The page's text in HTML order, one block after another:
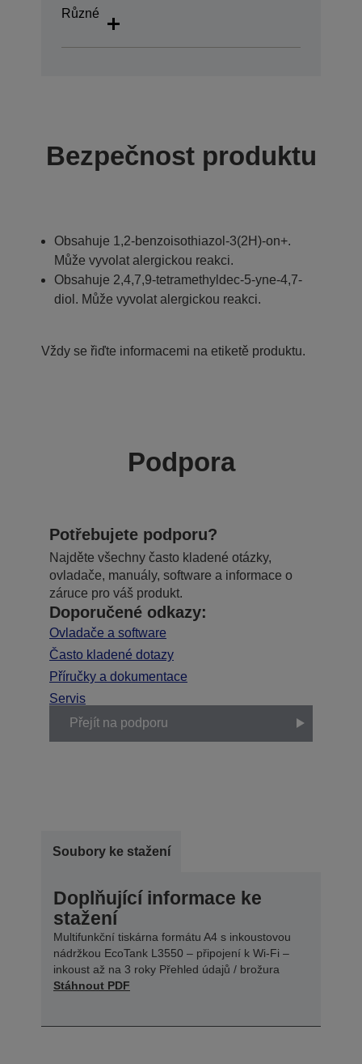
Různé
Bezpečnost produktu
Obsahuje 1,2-benzoisothiazol-3(2H)-on+.
Může vyvolat alergickou reakci.
Obsahuje 2,4,7,9-tetramethyldec-5-yne-4,7-
diol. Může vyvolat alergickou reakci.
Vždy se řiďte informacemi na etiketě produktu.
Podpora
Potřebujete podporu?
Najděte všechny často kladené otázky,
ovladače, manuály, software a informace o
záruce pro váš produkt.
Doporučené odkazy:
Ovladače a software
Často kladené dotazy
Příručky a dokumentace
Servis
Přejít na podporu
Soubory ke stažení
Doplňující informace ke
stažení
Multifunkční tiskárna formátu A4 s inkoustovou
nádržkou EcoTank L3550 – připojení k Wi-Fi –
inkoust až na 3 roky Přehled údajů / brožura
Stáhnout PDF